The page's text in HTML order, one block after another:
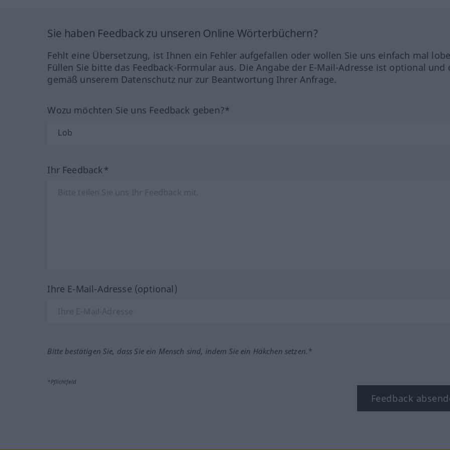
Sie haben Feedback zu unseren Online Wörterbüchern?
Fehlt eine Übersetzung, ist Ihnen ein Fehler aufgefallen oder wollen Sie uns einfach mal
Füllen Sie bitte das Feedback-Formular aus. Die Angabe der E-Mail-Adresse ist optional und
gemäß unserem Datenschutz nur zur Beantwortung Ihrer Anfrage.
Wozu möchten Sie uns Feedback geben?*
Ihr Feedback*
Ihre E-Mail-Adresse (optional)
Bitte bestätigen Sie, dass Sie ein Mensch sind, indem Sie ein Häkchen setzen.*
*Pflichtfeld
Feedback